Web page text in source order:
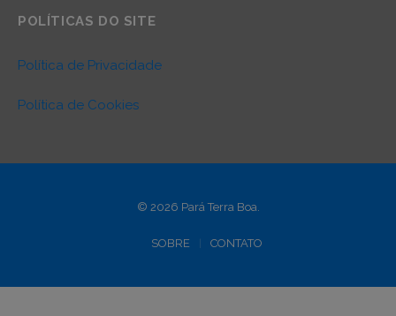
POLÍTICAS DO SITE
Política de Privacidade
Política de Cookies
© 2026 Pará Terra Boa.
SOBRE CONTATO